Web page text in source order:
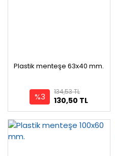
Plastik menteşe 63x40 mm.
%3 130,50 TL
134,53 TL